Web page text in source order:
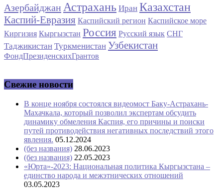
Азербайджан Астрахань Иран Казахстан
Каспий-Евразия Каспийский регион Каспийское море
Киргизия Кыргызстан Россия Русский язык СНГ
Таджикистан Туркменистан Узбекистан
ФондПрезиденскихГрантов
Свежие новости
В конце ноября состоялся видеомост Баку-Астрахань-
Махачкала, который позволил экспертам обсудить
динамику обмеления Каспия, его причины и поиски
путей противодействия негативных последствий этого
явления. 05.12.2024
(без названия) 28.06.2023
(без названия) 22.05.2023
«Юрта»-2023: Национальная политика Кыргызстана –
единство народа и межэтнических отношений
03.05.2023